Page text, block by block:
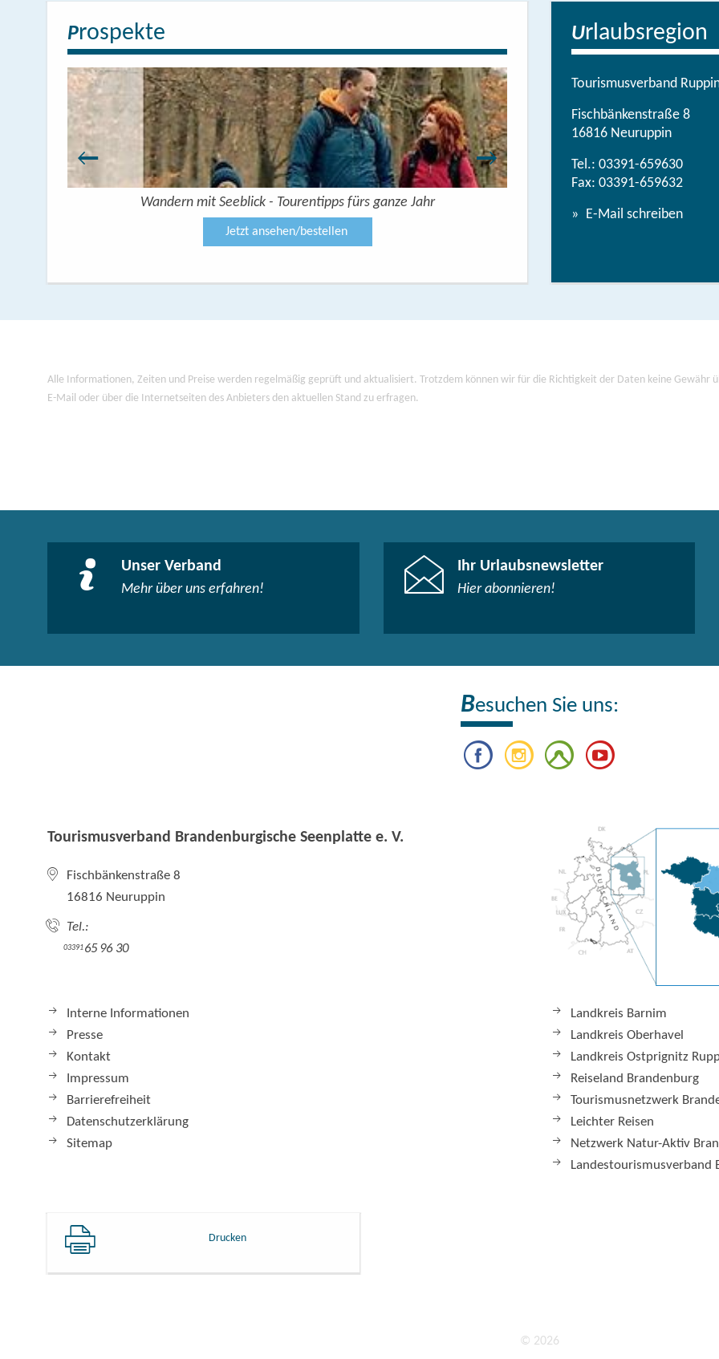
Prospekte
Wandern mit Seeblick - Tourentipps fürs ganze Jahr
Jetzt ansehen/bestellen
Urlaubsregion
Tourismusverband
Fischbänkenstraße 8
16816 Neuruppin
Tel.: 03391-659630
Fax: 03391-659632
E-Mail schreiben
Alle Informationen, Zeiten und Preise werden regelmäßig geprüft und aktualisiert. Trotzdem können wir für die Richtigkeit der Daten keine Gewähr
E-Mail oder über die Internetseiten des Anbieters den aktuellen Stand zu erfragen.
Unser Verband
Mehr über uns erfahren!
Ihr Urlaubsnewsletter
Hier abonnieren!
Besuchen Sie uns:
Tourismusverband Brandenburgische Seenplatte e. V.
Fischbänkenstraße 8
16816 Neuruppin
Tel.:
0339165 96 30
Interne Informationen
Presse
Kontakt
Impressum
Barrierefreiheit
Datenschutzerklärung
Sitemap
Landkreis Barnim
Landkreis Oberhavel
Landkreis Ostprignitz
Reiseland Brandenburg
Tourismusnetzwerk
Leichter Reisen
Netzwerk Natur-Aktiv
Landestourismusverband
Drucken
© 2026